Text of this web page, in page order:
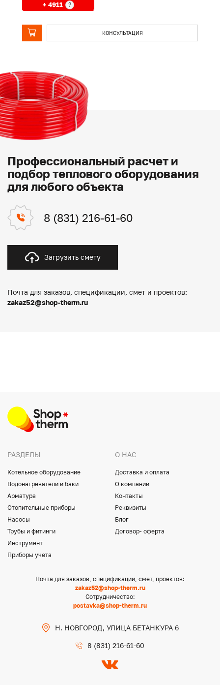
+ 4911 ?
КОНСУЛЬТАЦИЯ
Профессиональный расчет и
подбор теплового оборудования
для любого объекта
8 (831) 216-61-60
Загрузить смету
Почта для заказов, спецификации, смет и проектов:
zakaz52@shop-therm.ru
РАЗДЕЛЫ
Котельное оборудование
Водонагреватели и баки
Арматура
Отопительные приборы
Насосы
Трубы и фитинги
Инструмент
Приборы учета
О НАС
Доставка и оплата
О компании
Контакты
Реквизиты
Блог
Договор- оферта
Почта для заказов, спецификации, смет, проектов:
zakaz52@shop-therm.ru
Сотрудничество:
postavka@shop-therm.ru
Н. НОВГОРОД, УЛИЦА БЕТАНКУРА 6
8 (831) 216-61-60